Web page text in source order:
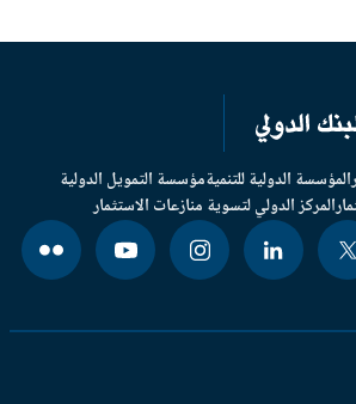
الدولية للتنميةمؤسسة التمويل الدولية
المركز الدولي لتسوية منازعات الاستثمار